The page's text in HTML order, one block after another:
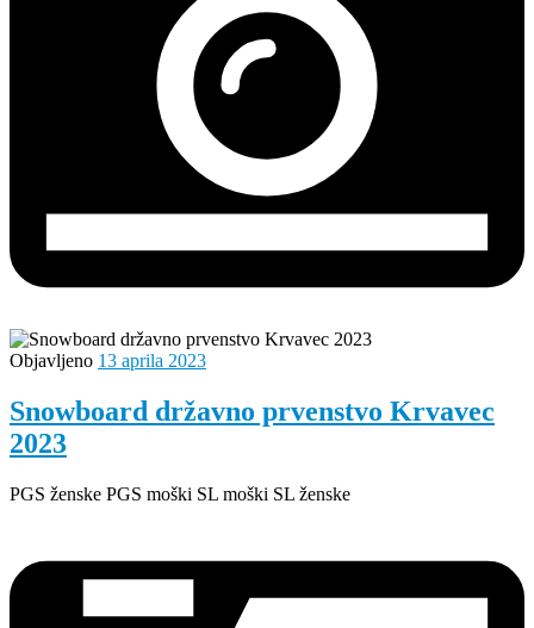
Objavljeno 13 aprila 2023
Snowboard državno prvenstvo Krvavec
2023
PGS ženske PGS moški SL moški SL ženske